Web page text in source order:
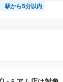
駅から5分以内